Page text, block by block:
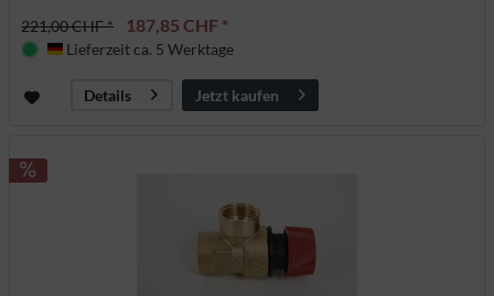
221,00 CHF * 187,85 CHF *
Deutschland
Lieferzeit ca. 5 Werktage
Details Jetzt kaufen